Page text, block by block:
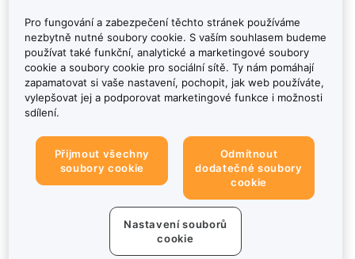
Pro fungování a zabezpečení těchto stránek používáme
nezbytně nutné soubory cookie. S vaším souhlasem budeme
používat také funkční, analytické a marketingové soubory
cookie a soubory cookie pro sociální sítě. Ty nám pomáhají
zapamatovat si vaše nastavení, pochopit, jak web používáte,
vylepšovat jej a podporovat marketingové funkce i možnosti
sdílení.
Přijmout všechny
soubory cookie
Odmítnout
dodatečné soubory
cookie
Nastavení souborů
cookie